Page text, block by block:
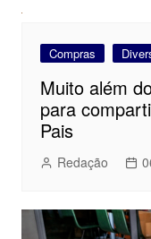
Compras
Muito além
para
Pais
Redação